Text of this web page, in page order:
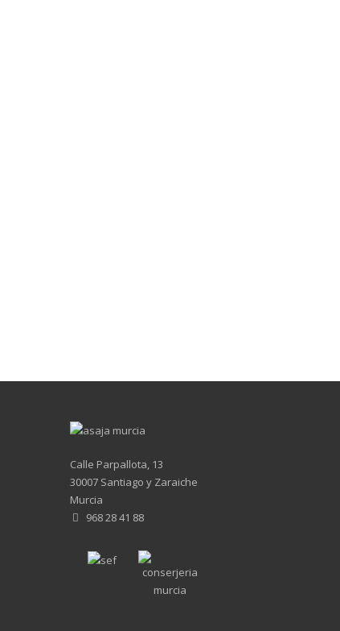
Calle Parpallota, 13
30007 Santiago y Zaraiche
Murcia
968 28 41 88